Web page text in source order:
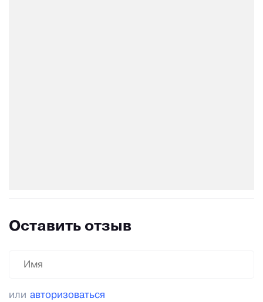
Оставить отзыв
или авторизоваться